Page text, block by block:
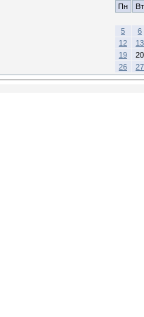
Пн Вт
5
6
12
13
19
20
26
27